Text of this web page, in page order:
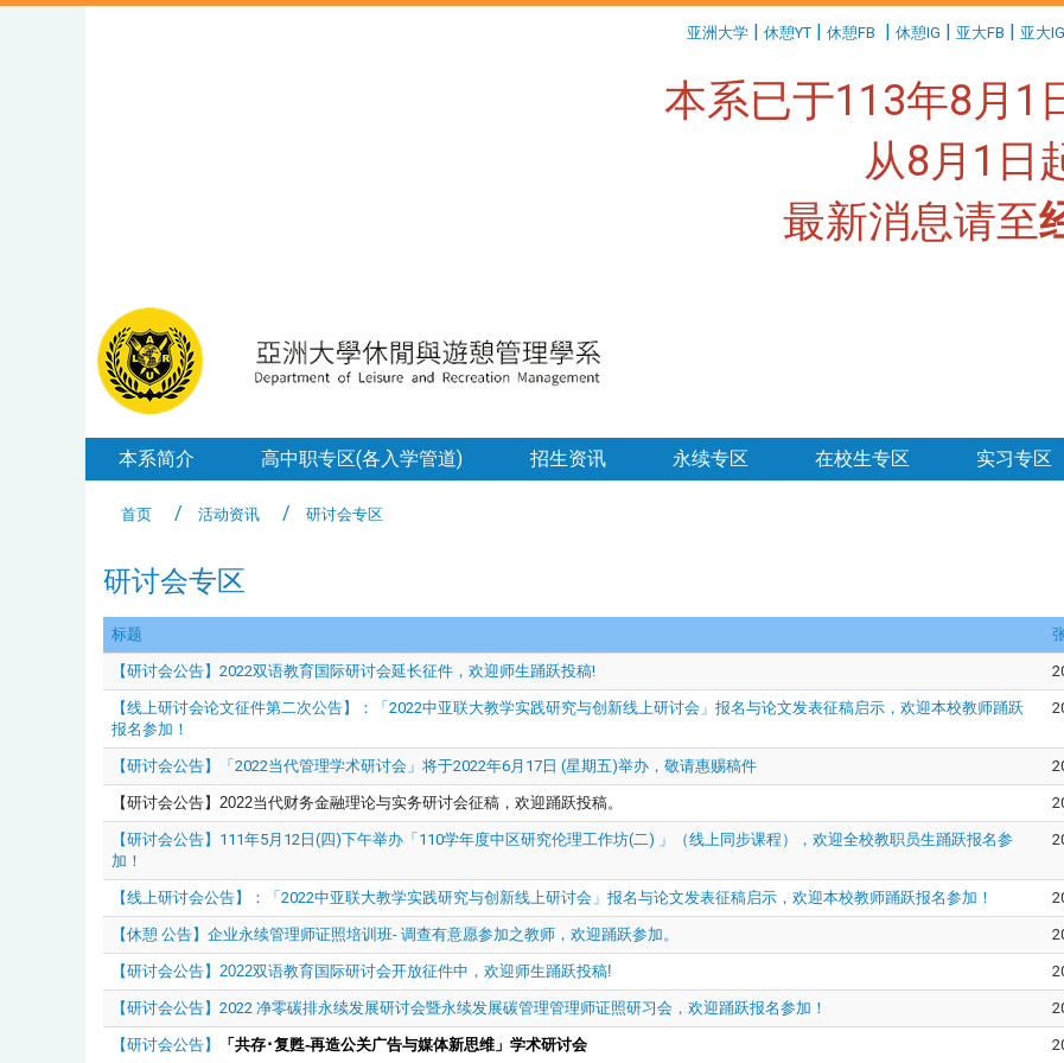
亚洲大学 | 休憩YT | 休憩FB | 休憩IG | 亚大FB | 亚大IG
本系已于113年8月1
从8月1日
最新消息请至
本系简介 高中职专区(各入学管道) 招生资讯 永续专区 在校生专区 实习专区
首页 活动资讯 研讨会专区
研讨会专区
标题
【研讨会公告】2022双语教育国际研讨会延长征件，欢迎师生踊跃投稿!
【线上研讨会论文征件第二次公告】：「2022中亚联大教学实践研究与创新线上研讨会」报名与论文发表征稿启示，欢迎本校教师踊跃
报名参加！
【研讨会公告】「2022当代管理学术研讨会」将于2022年6月17日 (星期五)举办，敬请惠赐稿件
【研讨会公告】2022当代财务金融理论与实务研讨会征稿，欢迎踊跃投稿。
【研讨会公告】111年5月12日(四)下午举办「110学年度中区研究伦理工作坊(二) 」（线上同步课程），欢迎全校教职员生踊跃报名参
加！
【线上研讨会公告】：「2022中亚联大教学实践研究与创新线上研讨会」报名与论文发表征稿启示，欢迎本校教师踊跃报名参加！
【休憩 公告】企业永续管理师证照培训班- 调查有意愿参加之教师，欢迎踊跃参加。
【研讨会公告】2022双语教育国际研讨会开放征件中，欢迎师生踊跃投稿!
【研讨会公告】2022 净零碳排永续发展研讨会暨永续发展碳管理管理师证照研习会，欢迎踊跃报名参加！
【研讨会公告】 「共存･复甦-再造公关广告与媒体新思维」学术研讨会